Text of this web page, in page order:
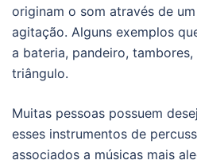
originam o som através de
agitação. Alguns exemplos
a bateria, pandeiro,
triângulo.
Muitas pessoas possuem
esses instrumentos de
associados a músicas mais